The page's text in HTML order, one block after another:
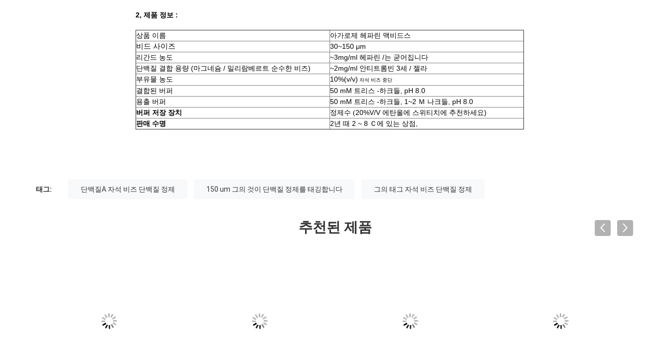
2, 제품 정보 :
상품 이름 아가로제 헤파린 맥비드스
비드 사이즈
30~150 μm
리간드 농도
~3mg/ml 헤파린 /는 굳어집니다
단백질 결합 용량 (마그네슘 / 밀리람베르트 순수한 비즈)
~2mg/ml 안티트롬빈 3세 / 젤라
부유물 농도
10%(v/v) 자석 비즈 중단
결합된 버퍼
50 mM 트리스 -하크들, pH 8.0
용출 버퍼
50 mM 트리스 -하크들, 1~2 Ｍ 나크들, pH 8.0
버퍼 저장 장치
정제수 (20%V/V 에탄올에 스위티치에 추천하세요)
판매 수명
2년 때 2 ~ 8 Ｃ에 있는 상점,
태그: 단백질A 자석 비즈 단백질 정제 150 um 그의 것이 단백질 정제를 태깅합니다 그의 태그 자석 비즈 단백질 정제
추천된 제품